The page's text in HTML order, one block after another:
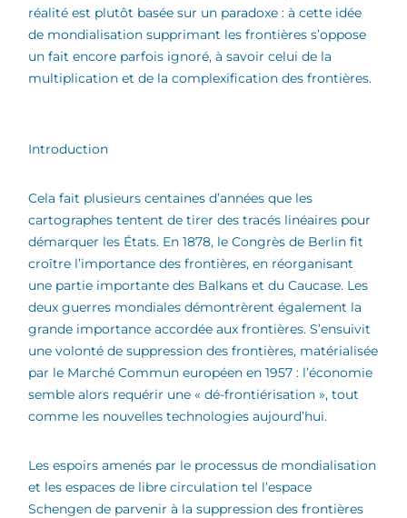
réalité est plutôt basée sur un paradoxe : à cette idée
de mondialisation supprimant les frontières s’oppose
un fait encore parfois ignoré, à savoir celui de la
multiplication et de la complexification des frontières.
Introduction
Cela fait plusieurs centaines d’années que les
cartographes tentent de tirer des tracés linéaires pour
démarquer les États. En 1878, le Congrès de Berlin fit
croître l’importance des frontières, en réorganisant
une partie importante des Balkans et du Caucase. Les
deux guerres mondiales démontrèrent également la
grande importance accordée aux frontières. S’ensuivit
une volonté de suppression des frontières, matérialisée
par le Marché Commun européen en 1957 : l’économie
semble alors requérir une « dé-frontiérisation », tout
comme les nouvelles technologies aujourd’hui.
Les espoirs amenés par le processus de mondialisation
et les espaces de libre circulation tel l’espace
Schengen de parvenir à la suppression des frontières